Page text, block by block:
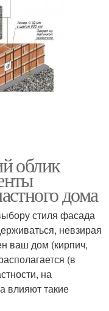
облик
дома
стиля фасада
невзирая
ваш дом (кирпич,
(в
на
влияют такие